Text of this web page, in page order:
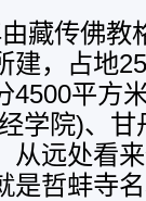
藏传佛教
建，占地
4500平方
学院)、
从远处看
是哲蚌寺